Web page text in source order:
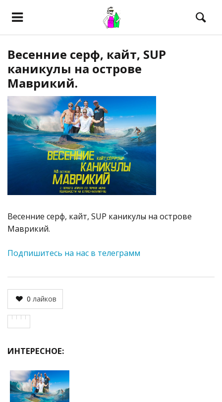
Весенние серф, кайт, SUP
каникулы на острове
Маврикий.
Весенние серф, кайт, SUP каникулы на острове
Маврикий.
Подпишитесь на нас в телеграмм
0 лайков
ИНТЕРЕСНОЕ: